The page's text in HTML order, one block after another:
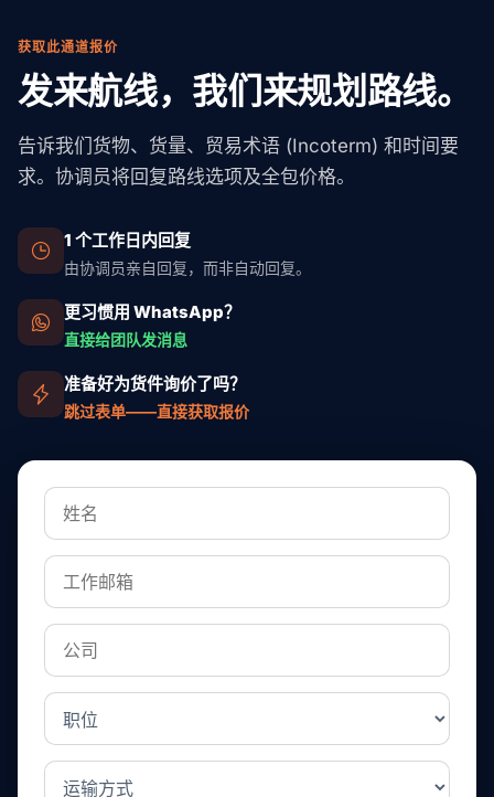
获取此通道报价
发来航线，我们来规划路线。
告诉我们货物、货量、贸易术语 (Incoterm) 和时间要
求。协调员将回复路线选项及全包价格。
1 个工作日内回复
由协调员亲自回复，而非自动回复。
更习惯用 WhatsApp？
直接给团队发消息
准备好为货件询价了吗？
跳过表单——直接获取报价